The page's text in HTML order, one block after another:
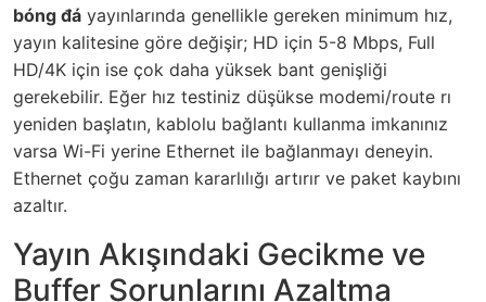
bóng đá yayınlarında genellikle gereken minimum hız,
yayın kalitesine göre değişir; HD için 5-8 Mbps, Full
HD/4K için ise çok daha yüksek bant genişliği
gerekebilir. Eğer hız testiniz düşükse modemi/route rı
yeniden başlatın, kablolu bağlantı kullanma imkanınız
varsa Wi-Fi yerine Ethernet ile bağlanmayı deneyin.
Ethernet çoğu zaman kararlılığı artırır ve paket kaybını
azaltır.
Yayın Akışındaki Gecikme ve
Buffer Sorunlarını Azaltma